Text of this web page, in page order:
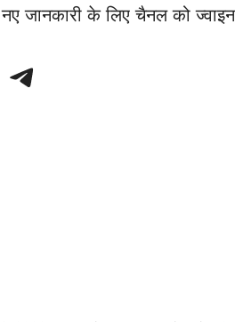
नए जानकारी के लिए चैनल को
Telegram